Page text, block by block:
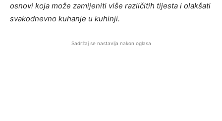
osnovi koja može zamijeniti više različitih tijesta i olakšati
svakodnevno kuhanje u kuhinji.
Sadržaj se nastavlja nakon oglasa